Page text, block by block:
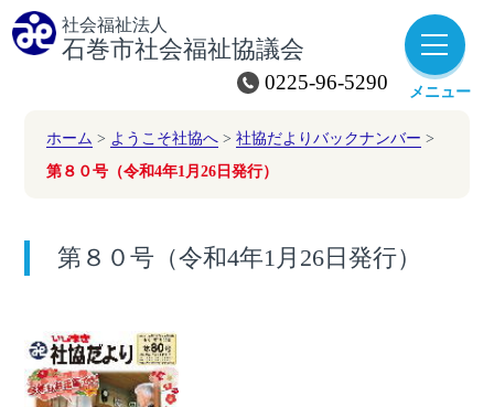
社会福祉法人
石巻市社会福祉協議会
0225-96-5290 メニュー
障がい者福祉
社協会費
（寄付）
ホーム > ようこそ社協へ >社協だよりバックナンバー >
第８０号（令和4年1月26日発行）
第８０号（令和4年1月26日発行）